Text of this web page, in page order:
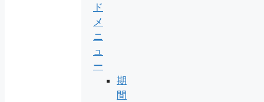
ド
メ
ニ
ュ
ー
期
間